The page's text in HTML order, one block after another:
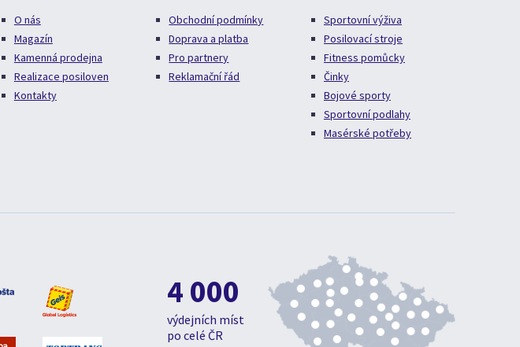
O nás
Magazín
Kamenná prodejna
Realizace posiloven
Kontakty
Obchodní podmínky
Doprava a platba
Pro partnery
Reklamační řád
Sportovní výživa
Posilovací stroje
Fitness pomůcky
Činky
Bojové sporty
Sportovní podlahy
Masérské potřeby
4 000
výdejních míst
po celé ČR